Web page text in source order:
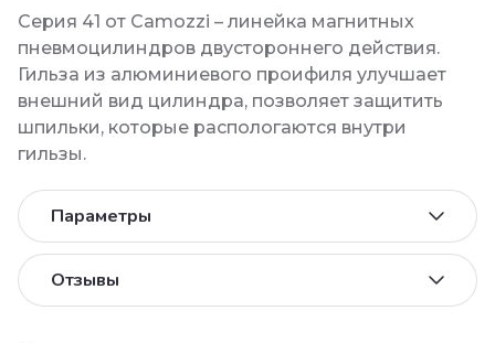
Серия 41 от Camozzi – линейка магнитных
пневмоцилиндров двустороннего действия.
Гильза из алюминиевого проифиля улучшает
внешний вид цилиндра, позволяет защитить
шпильки, которые распологаются внутри
гильзы.
Параметры
Отзывы